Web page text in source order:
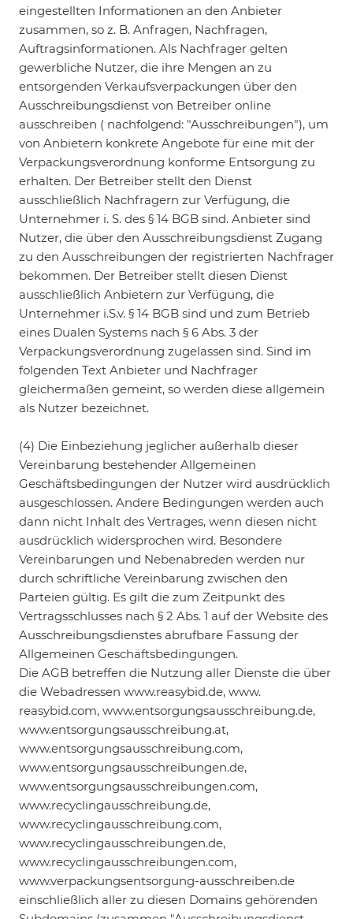
eingestellten Informationen an den Anbieter
zusammen, so z. B. Anfragen, Nachfragen,
Auftragsinformationen. Als Nachfrager gelten
gewerbliche Nutzer, die ihre Mengen an zu
entsorgenden Verkaufsverpackungen über den
Ausschreibungsdienst von Betreiber online
ausschreiben ( nachfolgend: "Ausschreibungen"), um
von Anbietern konkrete Angebote für eine mit der
Verpackungsverordnung konforme Entsorgung zu
erhalten. Der Betreiber stellt den Dienst
ausschließlich Nachfragern zur Verfügung, die
Unternehmer i. S. des § 14 BGB sind. Anbieter sind
Nutzer, die über den Ausschreibungsdienst Zugang
zu den Ausschreibungen der registrierten Nachfrager
bekommen. Der Betreiber stellt diesen Dienst
ausschließlich Anbietern zur Verfügung, die
Unternehmer i.S.v. § 14 BGB sind und zum Betrieb
eines Dualen Systems nach § 6 Abs. 3 der
Verpackungsverordnung zugelassen sind. Sind im
folgenden Text Anbieter und Nachfrager
gleichermaßen gemeint, so werden diese allgemein
als Nutzer bezeichnet.
(4) Die Einbeziehung jeglicher außerhalb dieser
Vereinbarung bestehender Allgemeinen
Geschäftsbedingungen der Nutzer wird ausdrücklich
ausgeschlossen. Andere Bedingungen werden auch
dann nicht Inhalt des Vertrages, wenn diesen nicht
ausdrücklich widersprochen wird. Besondere
Vereinbarungen und Nebenabreden werden nur
durch schriftliche Vereinbarung zwischen den
Parteien gültig. Es gilt die zum Zeitpunkt des
Vertragsschlusses nach § 2 Abs. 1 auf der Website des
Ausschreibungsdienstes abrufbare Fassung der
Allgemeinen Geschäftsbedingungen.
Die AGB betreffen die Nutzung aller Dienste die über
die Webadressen www.reasybid.de, www.
reasybid.com, www.entsorgungsausschreibung.de,
www.entsorgungsausschreibung.at,
www.entsorgungsausschreibung.com,
www.entsorgungsausschreibungen.de,
www.entsorgungsausschreibungen.com,
www.recyclingausschreibung.de,
www.recyclingausschreibung.com,
www.recyclingausschreibungen.de,
www.recyclingausschreibungen.com,
www.verpackungsentsorgung-ausschreiben.de
einschließlich aller zu diesen Domains gehörenden